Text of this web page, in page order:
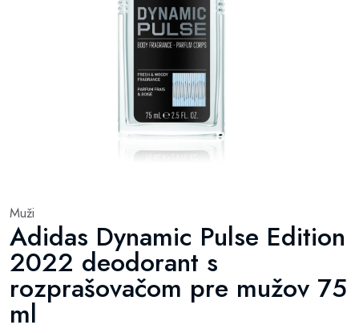
Muži
Adidas Dynamic Pulse Edition
2022 deodorant s
rozprašovačom pre mužov 75
ml